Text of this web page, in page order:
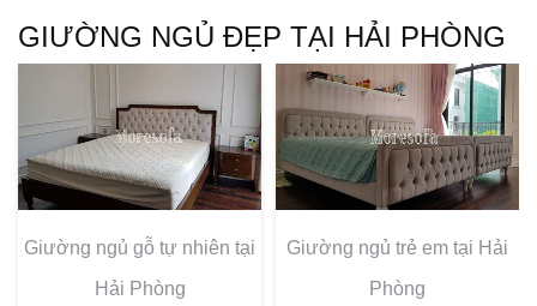
GIƯỜNG NGỦ ĐẸP TẠI HẢI PHÒNG
Giường ngủ gỗ tự nhiên tại
Hải Phòng
Giường ngủ trẻ em tại Hải
Phòng